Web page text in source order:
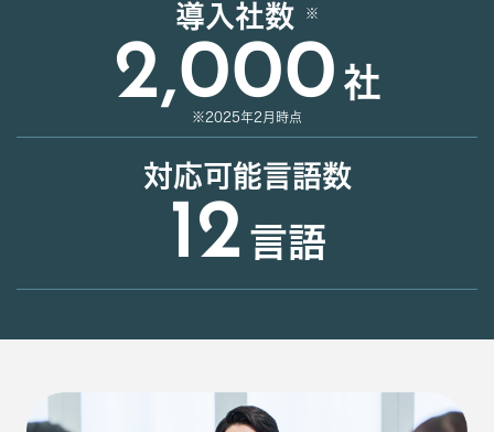
導入社数
2,000 社
※2025年2月時点
対応可能言語数
12 言語